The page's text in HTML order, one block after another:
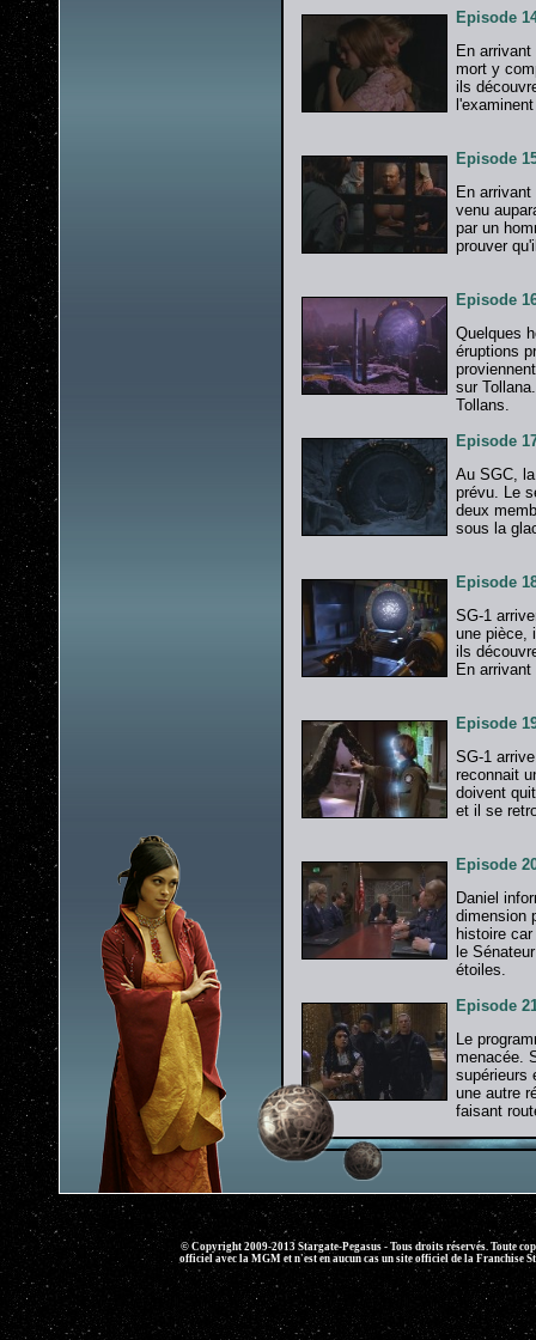
Episode
En
mort y
ils
Episode
En
venu
par un
prouver
Episode
Quelques
éruptions
sur
Tollans.
Episode
Au SGC,
prévu. Le
deux
sous la
Episode
SG-1
une pièce,
ils
En
Episode
SG-1
reconnait
doivent
et il se
Episode
Daniel
dimension
histoire
le
étoiles.
Episode
Le
menacée.
supérieurs
une autre
faisant
l'arrêter.
© Copyright 2009-2013 Stargate-Pegasus - Tous droits réservés. Toute
officiel avec la MGM et n'est en aucun cas un site officiel de la Franchise